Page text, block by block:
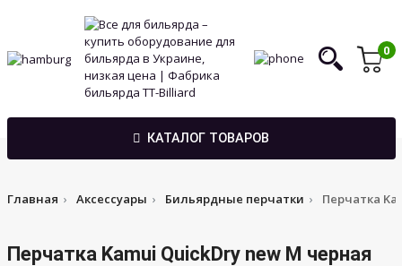
0
КАТАЛОГ ТОВАРОВ
Главная Аксессуары Бильярдные перчатки Перчатка
Перчатка Kamui QuickDry new M черная